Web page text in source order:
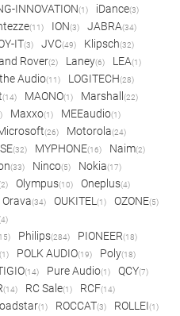
INNOVATION(1) iDance(3)
(11) ION(3) JABRA(34)
IT(3) JVC(49) Klipsch(32)
Rover(2) Laney(6) LEA(1)
Audio(11) LOGITECH(28)
(14) MAONO(1) Marshall (22)
Maxxo(1) MEEaudio(1)
(26) Motorola(24)
(32) MYPHONE(16) Naim(2)
(33) Ninco(5) Nokia(17)
Olympus(10) Oneplus(4)
Orava(34) OUKITEL (1) OZONE(5)
Philips(284) PIONEER(18)
(1) POLK AUDIO(19) Poly(18)
(14) Pure Audio(1) QCY(7)
(14) RC Sale(1) RCF(14)
(1) ROCCAT(3) ROLLEI(1)